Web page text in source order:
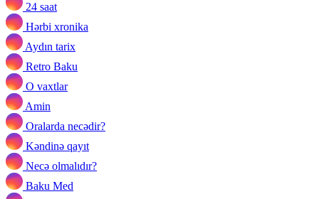
24 saat
Hərbi xronika
Aydın tarix
Retro Baku
O vaxtlar
Amin
Oralarda necədir?
Kəndinə qayıt
Necə olmalıdır?
Baku Med